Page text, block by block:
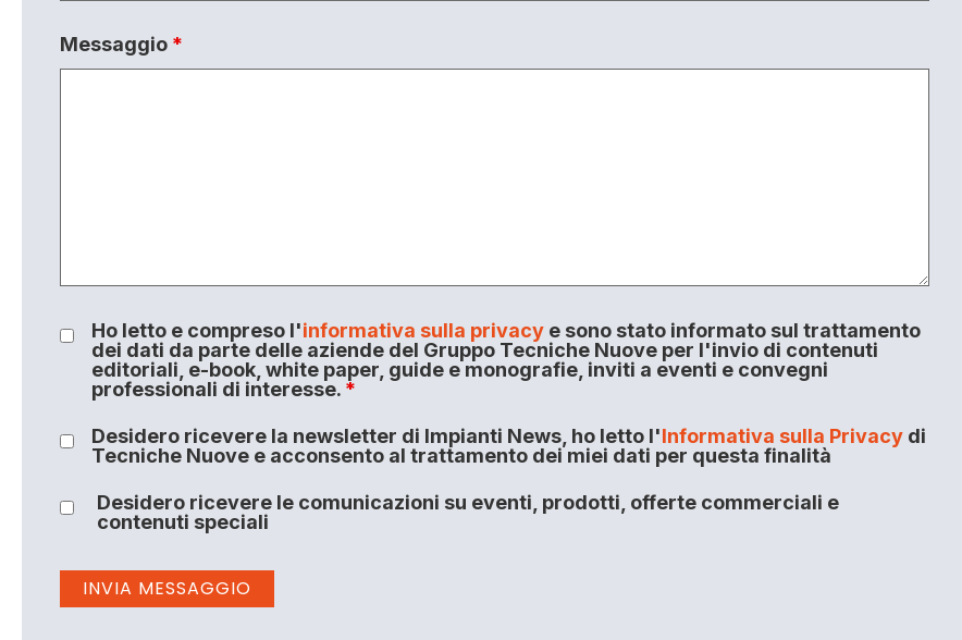
Messaggio *
Ho letto e compreso l'informativa sulla privacye sono stato informato sul trattamento
dei dati da parte delle aziende del Gruppo Tecniche Nuove per l'invio di contenuti
editoriali, e-book, white paper, guide e monografie, inviti a eventi e convegni
professionali di interesse. *
Desidero ricevere la newsletter di Impianti News, ho letto l'Informativa sulla Privacydi
Tecniche Nuove e acconsento al trattamento dei miei dati per questa finalità
Desidero ricevere le comunicazioni su eventi, prodotti, offerte commerciali e
contenuti speciali